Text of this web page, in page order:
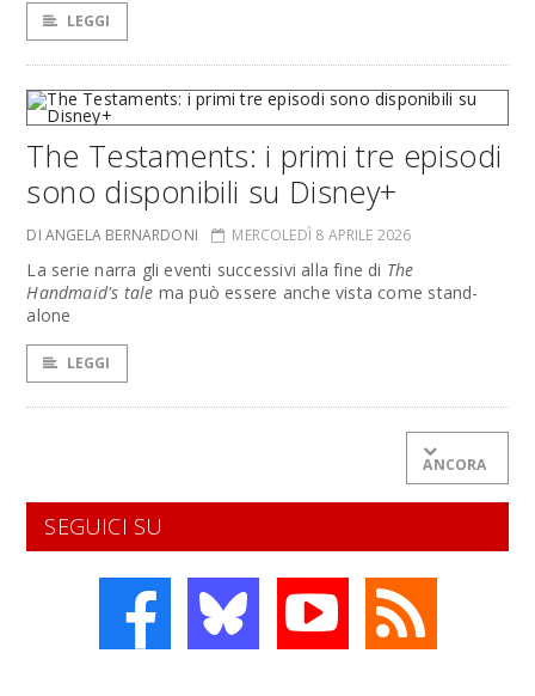
LEGGI
The Testaments: i primi tre episodi
sono disponibili su Disney+
DI ANGELA BERNARDONI MERCOLEDÌ 8 APRILE 2026
La serie narra gli eventi successivi alla fine di The
Handmaid's tale ma può essere anche vista come stand-
alone
LEGGI
ANCORA
SEGUICI SU